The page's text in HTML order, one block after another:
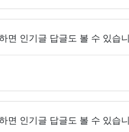
면 인기글 답글도 볼 수 있습
면 인기글 답글도 볼 수 있습